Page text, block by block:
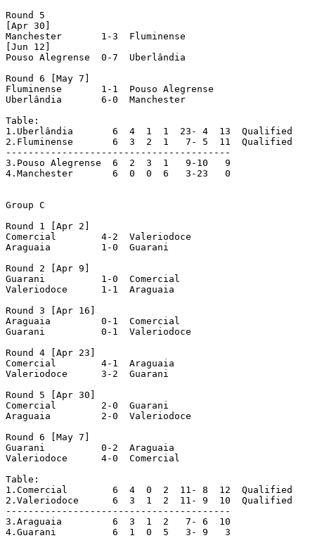
Round 5
[Apr 30]
Manchester  	 1-3  Fluminense
[Jun 12]
Pouso Alegrense  0-7  Uberlândia
Round 6 [May 7]
Fluminense   	 1-1  Pouso Alegrense
Uberlândia   	 6-0  Manchester
Table:
1.Uberlândia   	   6  4  1  1  23- 4  13  Qualified
2.Fluminense  	   6  3  2  1   7- 5  11  Qualified
----------------------------------------
3.Pouso Alegrense  6  2  3  1   9-10   9
4.Manchester   	   6  0  0  6   3-23   0
Group C
Round 1 [Apr 2]
Comercial   	 4-2  Valeriodoce
Araguaia   	 1-0  Guarani
Round 2 [Apr 9]
Guarani     	 1-0  Comercial
Valeriodoce      1-1  Araguaia
Round 3 [Apr 16]
Araguaia   	 0-1  Comercial
Guarani     	 0-1  Valeriodoce
Round 4 [Apr 23]
Comercial   	 4-1  Araguaia
Valeriodoce      3-2  Guarani
Round 5 [Apr 30]
Comercial   	 2-0  Guarani
Araguaia   	 2-0  Valeriodoce
Round 6 [May 7]
Guarani     	 0-2  Araguaia
Valeriodoce      4-0  Comercial
Table:
1.Comercial  	   6  4  0  2  11- 8  12  Qualified
2.Valeriodoce      6  3  1  2  11- 9  10  Qualified
----------------------------------------
3.Araguaia  	   6  3  1  2   7- 6  10
4.Guarani  	   6  1  0  5   3- 9   3